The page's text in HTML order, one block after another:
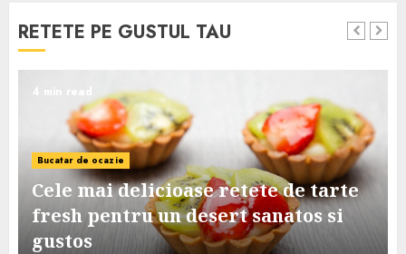
RETETE PE GUSTUL TAU
4 min read
Bucatar de ocazie
Cele mai delicioase retete de tarte
fresh pentru un desert sanatos si
gustos